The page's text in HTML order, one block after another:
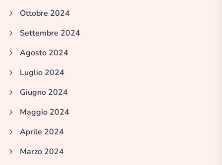
Ottobre 2024
Settembre 2024
Agosto 2024
Luglio 2024
Giugno 2024
Maggio 2024
Aprile 2024
Marzo 2024